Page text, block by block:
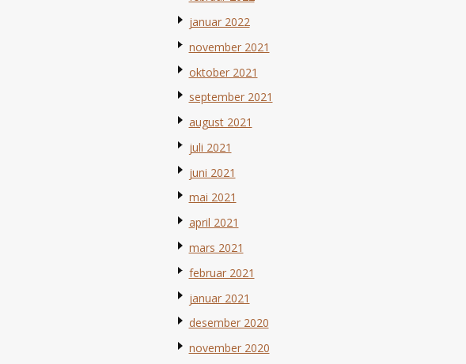
januar 2022
november 2021
oktober 2021
september 2021
august 2021
juli 2021
juni 2021
mai 2021
april 2021
mars 2021
februar 2021
januar 2021
desember 2020
november 2020